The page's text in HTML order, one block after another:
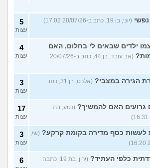
(יוני, בן 19, כתב ב-20/07/26 17:02) 5
עצות
ילדים שבאים לי בחלום, האם
(אב עובד, בן 44, כתב ב-20/07/26
4
עצות
הגירה במצבי?
(אלכס, בן 31, כתב
3
עצות
גרועים האם להמשיך? (נטע, בת
17
עצות
לעשות כסף מדירה בקומת קרקע? (שי,
3
עצות
כלפי העתיד?
(ירין, בת 19, כתבה
6